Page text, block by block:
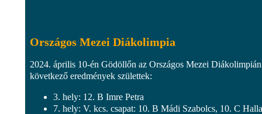
Országos Mezei Diákolimpia
2024. április 10-én Gödöllőn az Országos Mezei
következő eredmények születtek:
3. hely: 12. B Imre Petra
7. hely: V. kcs. csapat: 10. B Mádi Szabolcs, 10. C